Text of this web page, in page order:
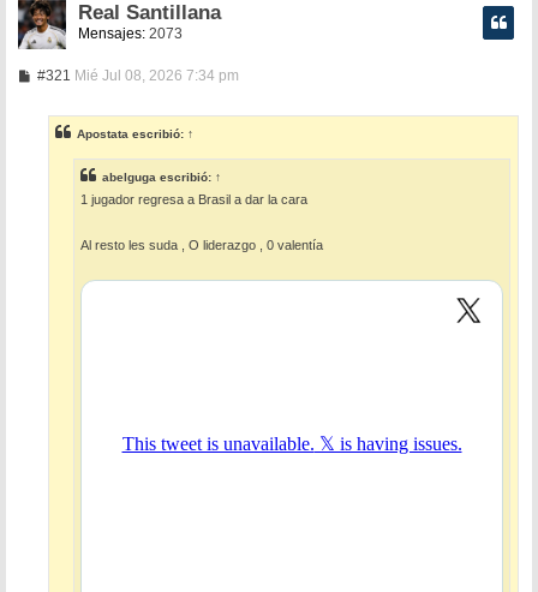
Real Santillana
Mensajes: 2073
#321 M
s
a
Mié Jul 08, 2026 7:34 pm
Apostata escribió: ↑
abelguga escribió: ↑
1 jugador regresa a Brasil a dar la cara
Al resto les suda , O liderazgo , 0 valentía